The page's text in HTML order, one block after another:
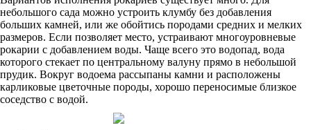
небольшого сада можно устроить клумбу без добавления
больших камней, или же обойтись породами средних и мелких
размеров. Если позволяет место, устраивают многоуровневые
рокарии с добавлением воды. Чаще всего это водопад, вода
которого стекает по центральному валуну прямо в небольшой
прудик. Вокруг водоема рассыпаны камни и расположены
карликовые цветочные породы, хорошо переносимые близкое
соседство с водой.